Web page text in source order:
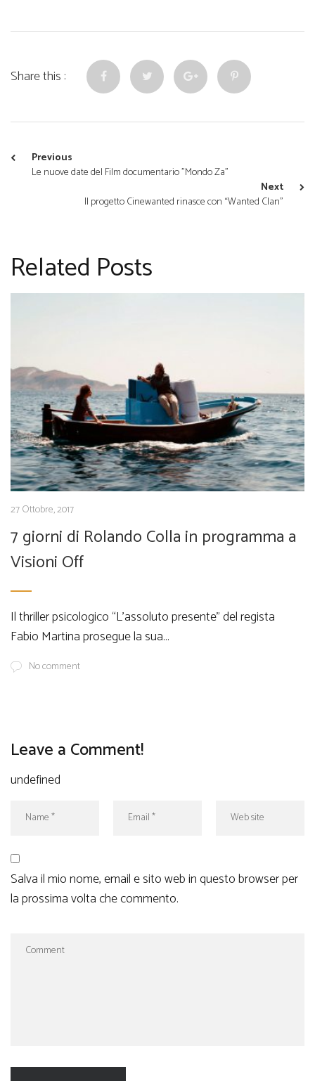
Share this :
Previous
Le nuove date del Film documentario "Mondo Za"
Next
Il progetto Cinewanted rinasce con “Wanted Clan”
Related Posts
27 Ottobre, 2017
7 giorni di Rolando Colla in programma a
Visioni Off
Il thriller psicologico “L’assoluto presente” del regista
Fabio Martina prosegue la sua...
No comment
Leave a Comment!
undefined
Salva il mio nome, email e sito web in questo browser per
la prossima volta che commento.